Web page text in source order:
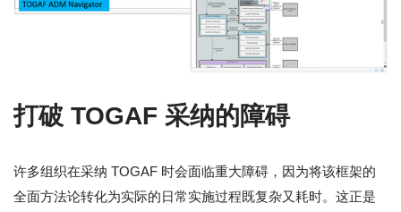
打破 TOGAF 采纳的障碍
许多组织在采纳 TOGAF 时会面临重大障碍，因为将该框架的
全面方法论转化为实际的日常实施过程既复杂又耗时。这正是